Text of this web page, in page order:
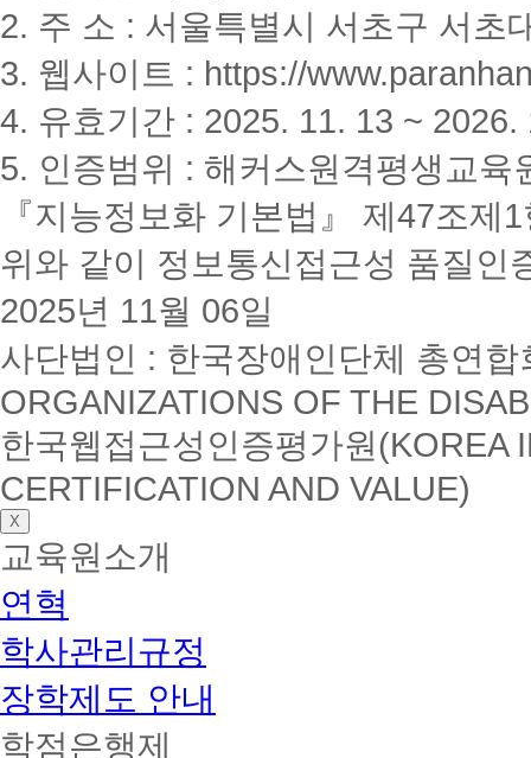
2. 주 소 : 서울특별시 서초구 서초
3. 웹사이트 : https://
4. 유효기간 : 2025. 11. 13 ~ 2026.
5. 인증범위 : 해커스원격평생교육
『지능정보화 기본법』 제47조
위와 같이 정보통신접근성 품질인
2025년 11월 06일
사단법인 : 한국장애인단체 총연
ORGANIZATIONS OF THE
한국웹접근성인증평가원(KOREA
CERTIFICATION AND VALUE)
X
교육원소개
연혁
학사관리규정
장학제도 안내
학점은행제